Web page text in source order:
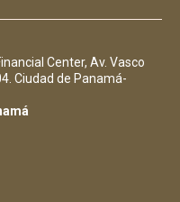
Center, Av. Vasco
Ciudad de Panamá-